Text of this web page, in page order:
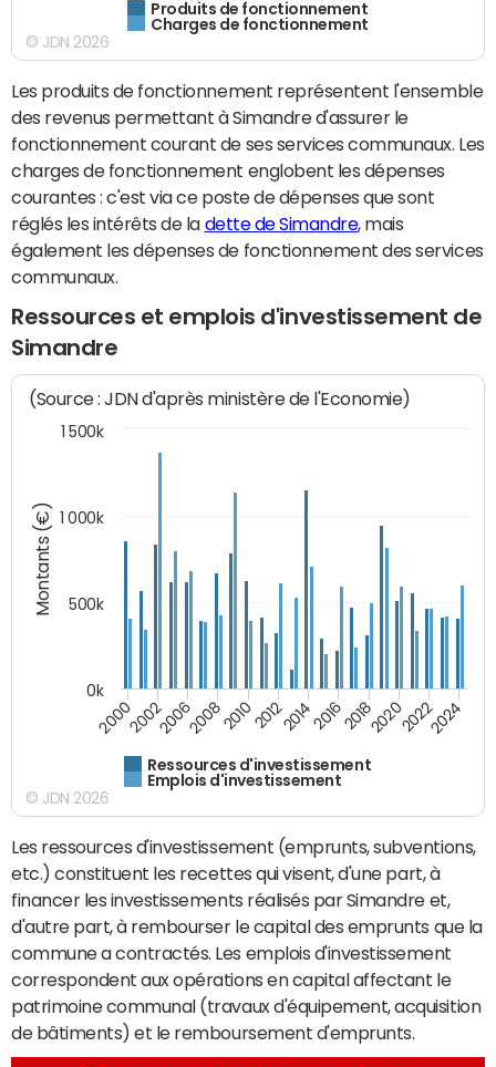
Produits de fonctionnement
Charges de fonctionnement
© JDN 2026
Les produits de fonctionnement représentent l'ensemble
des revenus permettant à Simandre d'assurer le
fonctionnement courant de ses services communaux. Les
charges de fonctionnement englobent les dépenses
courantes : c'est via ce poste de dépenses que sont
réglés les intérêts de la dette de Simandre, mais
également les dépenses de fonctionnement des services
communaux.
Ressources et emplois d'investissement de
Simandre
Montants (€)
(Source : JDN d'après ministère de l'Economie)
Ressources d'investissement
Emplois d'investissement
200020022006200820102012201420162018202020222024
0k
500k
1 000k
1 500k
© JDN 2026
Les ressources d'investissement (emprunts, subventions,
etc.) constituent les recettes qui visent, d'une part, à
financer les investissements réalisés par Simandre et,
d'autre part, à rembourser le capital des emprunts que la
commune a contractés. Les emplois d'investissement
correspondent aux opérations en capital affectant le
patrimoine communal (travaux d'équipement, acquisition
de bâtiments) et le remboursement d'emprunts.